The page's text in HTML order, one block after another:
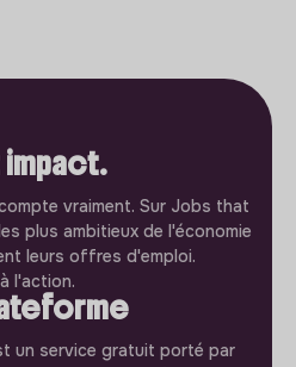
impact.
vraiment. Sur Jobs that
plus ambitieux de l'économie
leurs offres d'emploi.
l'action.
un service gratuit porté par